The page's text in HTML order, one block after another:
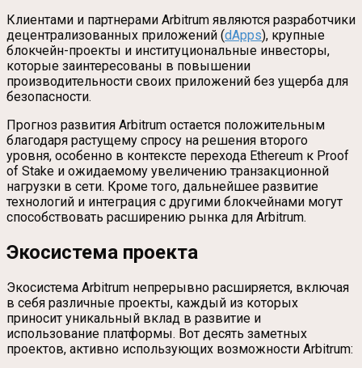
Клиентами и партнерами Arbitrum являются разработчики
децентрализованных приложений (dApps), крупные
блокчейн-проекты и институциональные инвесторы,
которые заинтересованы в повышении
производительности своих приложений без ущерба для
безопасности.
Прогноз развития Arbitrum остается положительным
благодаря растущему спросу на решения второго
уровня, особенно в контексте перехода Ethereum к Proof
of Stake и ожидаемому увеличению транзакционной
нагрузки в сети. Кроме того, дальнейшее развитие
технологий и интеграция с другими блокчейнами могут
способствовать расширению рынка для Arbitrum.
Экосистема проекта
Экосистема Arbitrum непрерывно расширяется, включая
в себя различные проекты, каждый из которых
приносит уникальный вклад в развитие и
использование платформы. Вот десять заметных
проектов, активно использующих возможности Arbitrum: